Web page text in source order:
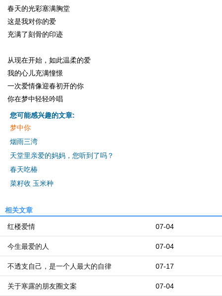
春天的光彩塞满胸堂
这是我对你的爱
充满了刻骨的印迹
从现在开始，如此温柔的爱
我的心儿充满憧憬
一次爱情像迎春初开的你
你在梦中轻轻吟唱
您可能感兴趣的文章:
梦中你
烟雨三湾
天堂里亲爱的妈妈，您听到了吗？
春天吃椿
菜籽收 玉米种
相关文章
07-04
红楼爱情
07-04
今生最爱的人
07-17
不透支自己，是一个人最大的自律
07-04
关于寒露的朋友圈文案